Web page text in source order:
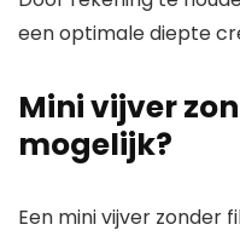
een optimale diepte
Mini vijver
mogelijk?
Een mini vijver zonder